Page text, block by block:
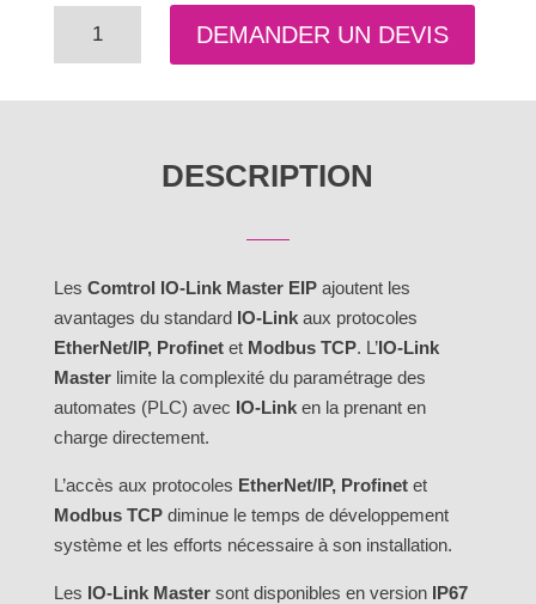
DEMANDER UN DEVIS
DESCRIPTION
Les Comtrol IO-Link Master EIPajoutent les
avantages du standard IO-Linkaux protocoles
EtherNet/IP, Profinetet Modbus TCP. L’IO-Link
Masterlimite la complexité du paramétrage des
automates (PLC) avec IO-Linken la prenant en
charge directement.
L’accès aux protocoles EtherNet/IP, Profinetet
Modbus TCPdiminue le temps de développement
système et les efforts nécessaire à son installation.
Les IO-Link Mastersont disponibles en version IP67